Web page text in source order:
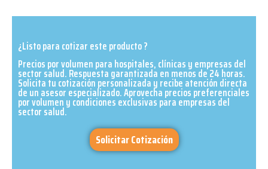
¿Listo para cotizar este producto ?
Precios por volumen para hospitales, clínicas y empresas del
sector salud. Respuesta garantizada en menos de 24 horas.
Solicita tu cotización personalizada y recibe atención directa
de un asesor especializado. Aprovecha precios preferenciales
por volumen y condiciones exclusivas para empresas del
sector salud.​
Solicitar Cotización